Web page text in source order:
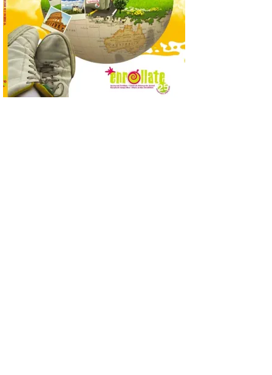
posición exacta del Sol y
así localizar el lugar ideal
para observar el eclipse
solar del 12 de agosto de 2026 sin
obstáculos. El visor es una herramienta a
la […]
Paradores renueva su